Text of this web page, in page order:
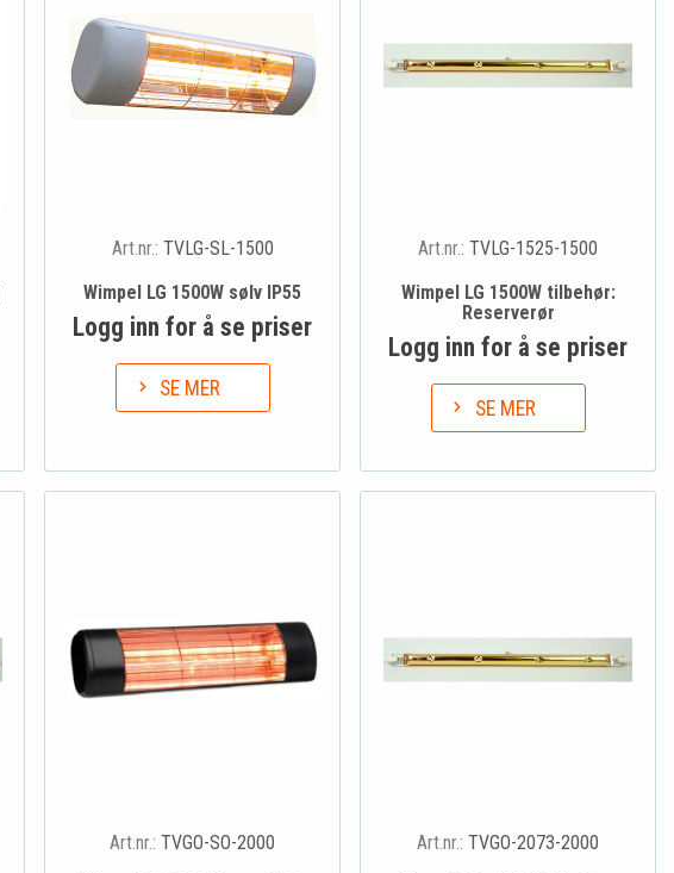
Art.nr.: TVLG-SL-1500
Wimpel LG 1500W sølv IP55
Logg inn for å se priser
SE MER
Art.nr.:TVLG-1525-1500
Wimpel LG 1500W tilbehør:
Reserverør
Logg inn for å se priser
SE MER
Art.nr.:TVGO-SO-2000
Art.nr.:TVGO-2073-2000